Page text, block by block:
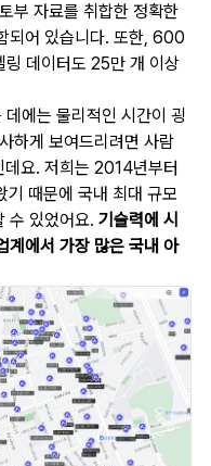
부 자료를 취합한 정확한
되어 있습니다. 또한, 600
데이터도 25만 개 이상
에는 물리적인 시간이 굉
하게 보여드리려면 사람
요. 저희는 2014년부터
기 때문에 국내 최대 규모
수 있었어요. 기술력에 시
계에서 가장 많은 국내 아